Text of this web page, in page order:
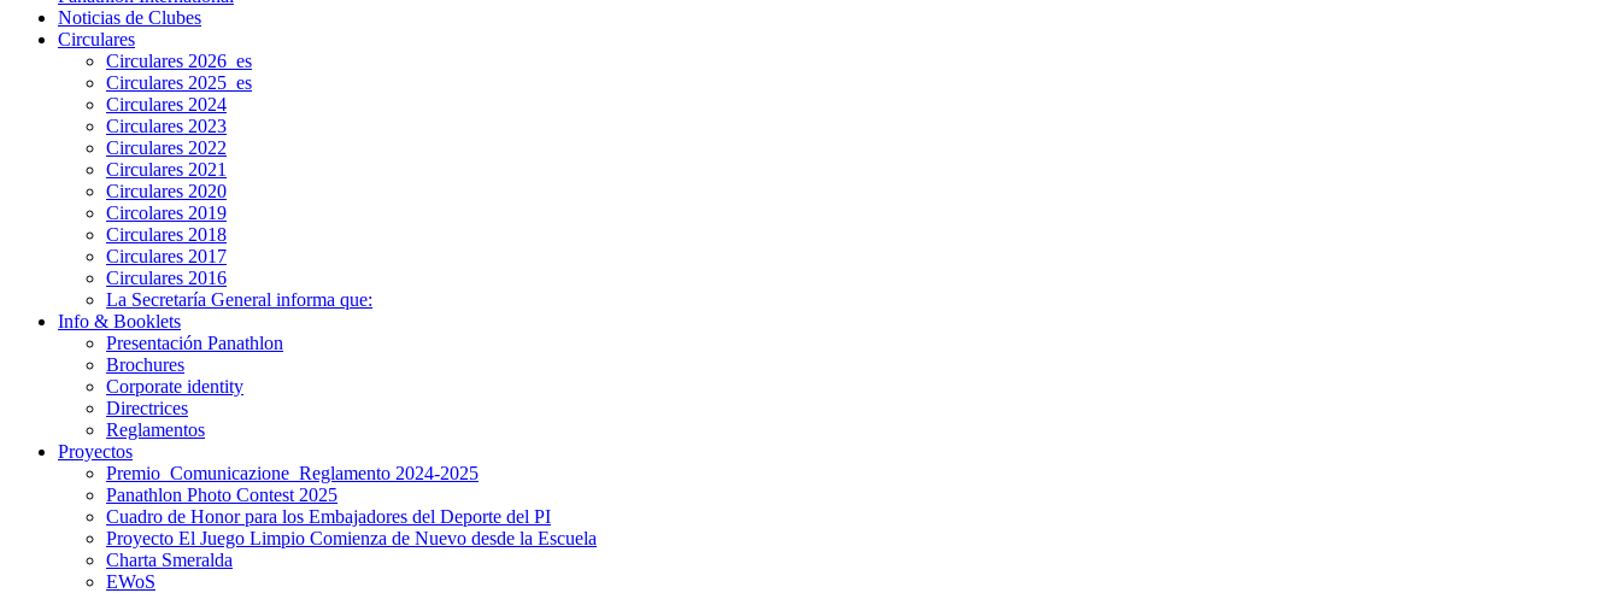
Noticias de Clubes
Circulares
Circulares 2026_es
Circulares 2025_es
Circulares 2024
Circulares 2023
Circulares 2022
Circulares 2021
Circulares 2020
Circolares 2019
Circulares 2018
Circulares 2017
Circulares 2016
La Secretaría General informa que:
Info & Booklets
Presentación Panathlon
Brochures
Corporate identity
Directrices
Reglamentos
Proyectos
Premio_Comunicazione_Reglamento 2024-2025
Panathlon Photo Contest 2025
Cuadro de Honor para los Embajadores del Deporte del PI
Proyecto El Juego Limpio Comienza de Nuevo desde la Escuela
Charta Smeralda
EWoS